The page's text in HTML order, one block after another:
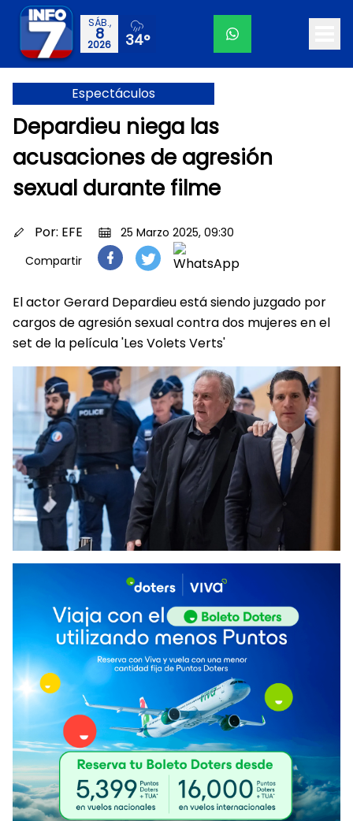
SÁB.,
8
2026 34°
Espectáculos
Depardieu niega las
acusaciones de agresión
sexual durante filme
Por: EFE
25 Marzo 2025, 09:30
Compartir
El actor Gerard Depardieu está siendo juzgado por
cargos de agresión sexual contra dos mujeres en el
set de la película 'Les Volets Verts'